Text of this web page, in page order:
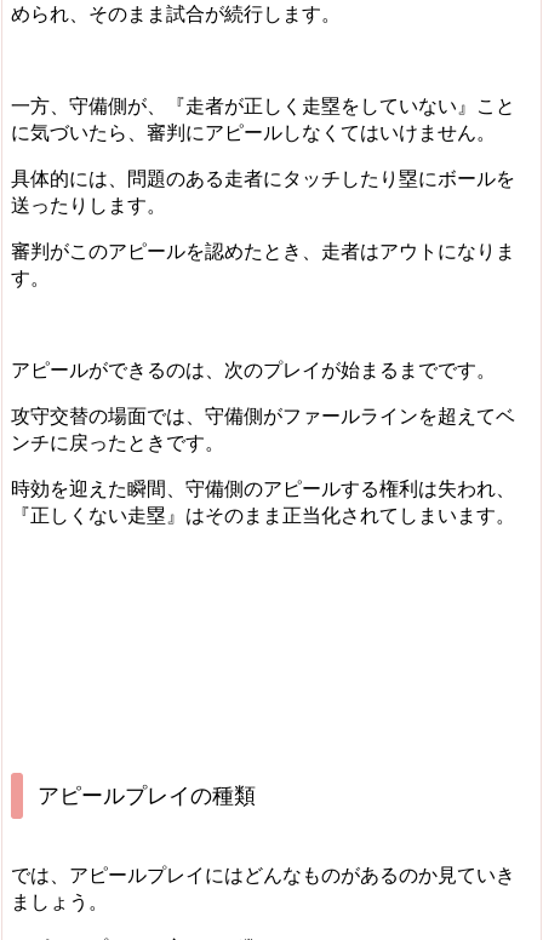
められ、そのまま試合が続行します。
一方、守備側が、『走者が正しく走塁をしていない』こと
に気づいたら、審判にアピールしなくてはいけません。
具体的には、問題のある走者にタッチしたり塁にボールを
送ったりします。
審判がこのアピールを認めたとき、走者はアウトになりま
す。
アピールができるのは、次のプレイが始まるまでです。
攻守交替の場面では、守備側がファールラインを超えてベ
ンチに戻ったときです。
時効を迎えた瞬間、守備側のアピールする権利は失われ、
『正しくない走塁』はそのまま正当化されてしまいます。
アピールプレイの種類
では、アピールプレイにはどんなものがあるのか見ていき
ましょう。